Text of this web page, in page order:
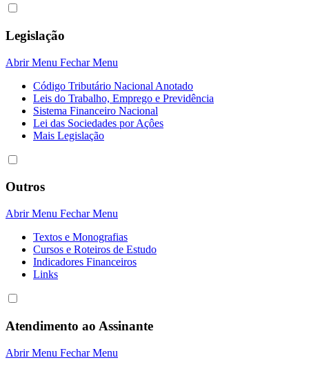
Legislação
Abrir Menu Fechar Menu
Código Tributário Nacional Anotado
Leis do Trabalho, Emprego e Previdência
Sistema Financeiro Nacional
Lei das Sociedades por Açôes
Mais Legislação
Outros
Abrir Menu Fechar Menu
Textos e Monografias
Cursos e Roteiros de Estudo
Indicadores Financeiros
Links
Atendimento ao Assinante
Abrir Menu Fechar Menu